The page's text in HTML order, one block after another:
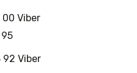
00 Viber
92 Viber